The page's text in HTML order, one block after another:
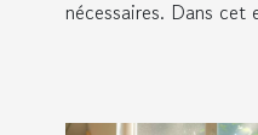
nécessaires. Dans cet